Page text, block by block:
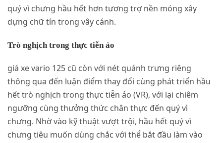
quý vì chưng hầu hết hơn tương trợ nền móng xây
dựng chữ tín trong vây cánh.
Trò nghịch trong thực tiễn ảo
giá xe vario 125 cũ còn với nét quánh trưng riêng
thông qua đến luận điểm thay đổi cùng phát triển hầu
hết trò nghịch trong thực tiễn ảo (VR), với lại chiêm
ngưỡng cùng thưởng thức chân thực đến quý vì
chưng. Nhờ vào kỹ thuật vượt trội, hầu hết quý vì
chưng tiêu muốn dùng chắc với thể bắt đầu làm vào